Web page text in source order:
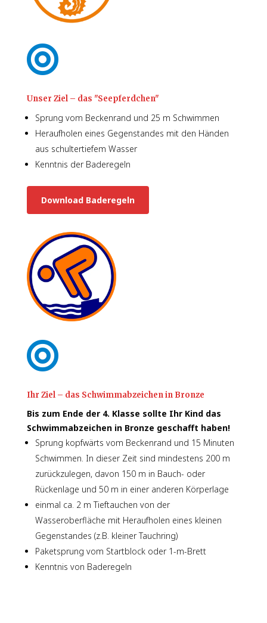

Unser Ziel – das "Seepferdchen"
Sprung vom Beckenrand und 25 m Schwimmen
Heraufholen eines Gegenstandes mit den Händen
aus schultertiefem Wasser
Kenntnis der Baderegeln
Download Baderegeln

Ihr Ziel – das Schwimmabzeichen in Bronze
Bis zum Ende der 4. Klasse sollte Ihr Kind das
Schwimmabzeichen in Bronze geschafft haben!
Sprung kopfwärts vom Beckenrand und 15 Minuten
Schwimmen. In dieser Zeit sind mindestens 200 m
zurückzulegen, davon 150 m in Bauch- oder
Rückenlage und 50 m in einer anderen Körperlage
einmal ca. 2 m Tieftauchen von der
Wasseroberfläche mit Heraufholen eines kleinen
Gegenstandes (z.B. kleiner Tauchring)
Paketsprung vom Startblock oder 1-m-Brett
Kenntnis von Baderegeln